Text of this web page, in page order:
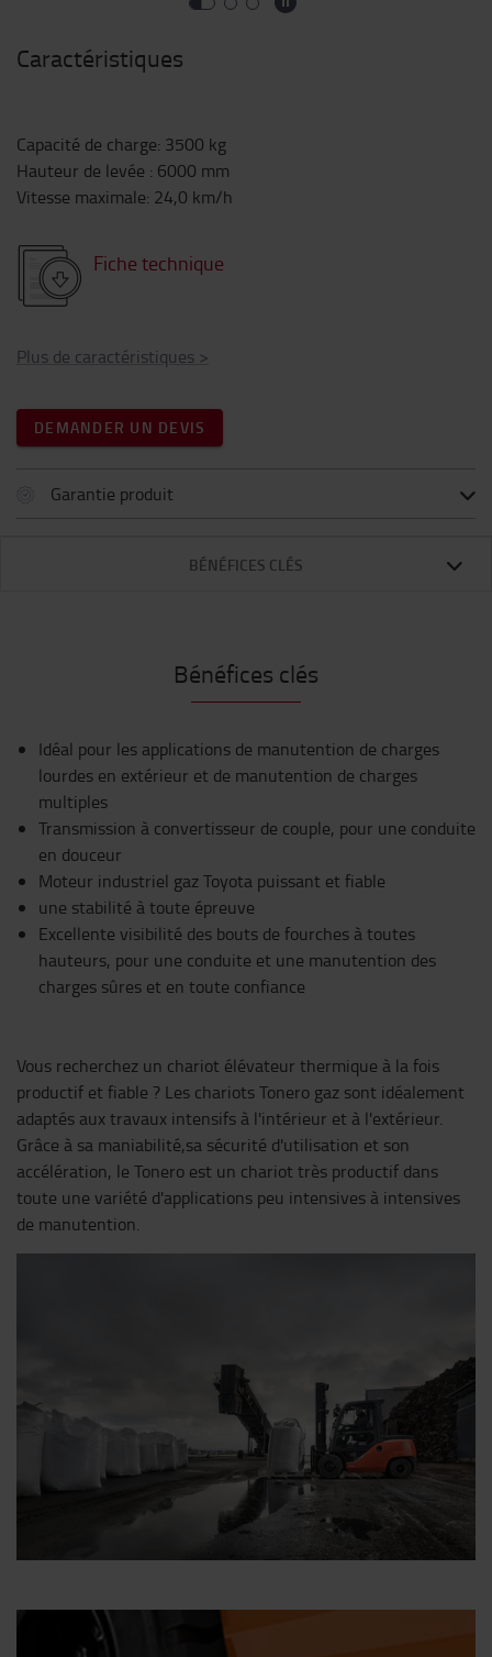
Caractéristiques
Capacité de charge: 3500 kg
Hauteur de levée : 6000 mm
Vitesse maximale: 24,0 km/h
Fiche technique
Plus de caractéristiques >
DEMANDER UN DEVIS
Garantie produit
BÉNÉFICES CLÉS
Bénéfices clés
Idéal pour les applications de manutention de charges
lourdes en extérieur et de manutention de charges
multiples
Transmission à convertisseur de couple, pour une conduite
en douceur
Moteur industriel gaz Toyota puissant et fiable
une stabilité à toute épreuve
Excellente visibilité des bouts de fourches à toutes
hauteurs, pour une conduite et une manutention des
charges sûres et en toute confiance
Vous recherchez un chariot élévateur thermique à la fois
productif et fiable ? Les chariots Tonero gaz sont idéalement
adaptés aux travaux intensifs à l'intérieur et à l'extérieur.
Grâce à sa maniabilité,sa sécurité d'utilisation et son
accélération, le Tonero est un chariot très productif dans
toute une variété d'applications peu intensives à intensives
de manutention.